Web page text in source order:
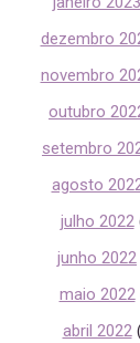
dezembro
novembro
outubro
setembro
agosto
julho 2022
junho 2022
maio 2022
abril 2022